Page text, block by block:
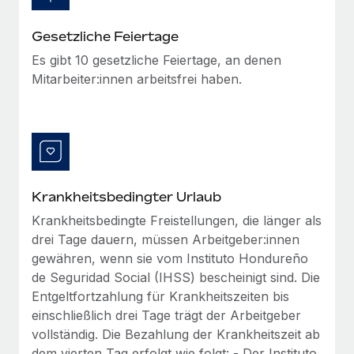
Niederlassungen
Mobilität und Relocation
Mühelose Relocation von Mitarbeiter:innen
globalen Content-Agentur mit Remote
Auf einen Blick Erfahre mehr über die unglaubliche
Mehr erfahren
BLOG
Plus
Auch im neuen Jahr wollen wir bei Remote Unternehmen
Mehr erfahren
Wie Phiture 55 Mitarbeiter:innen in 19 Ländern
mit Remote verwaltet
Phiture ist der unumstrittene Marktführer im Bereich der
Wachstumsberatung für mobile Apps. Das...
Gesetzliche Feiertage
Es gibt 10 gesetzliche Feiertage, an denen
Mitarbeiter:innen arbeitsfrei haben.
Krankheitsbedingter Urlaub
Krankheitsbedingte Freistellungen, die länger als
drei Tage dauern, müssen Arbeitgeber:innen
gewähren, wenn sie vom Instituto Hondureño
de Seguridad Social (IHSS) bescheinigt sind. Die
Entgeltfortzahlung für Krankheitszeiten bis
einschließlich drei Tage trägt der Arbeitgeber
vollständig. Die Bezahlung der Krankheitszeit ab